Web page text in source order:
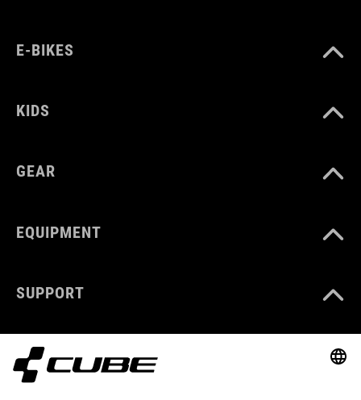
E-BIKES
KIDS
GEAR
EQUIPMENT
SUPPORT
ABOUT US